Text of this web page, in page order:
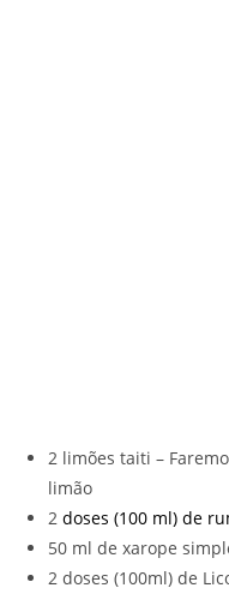
2 limões taiti –
limão
2 doses (100 ml) de
50 ml de xarope
2 doses (100ml) de